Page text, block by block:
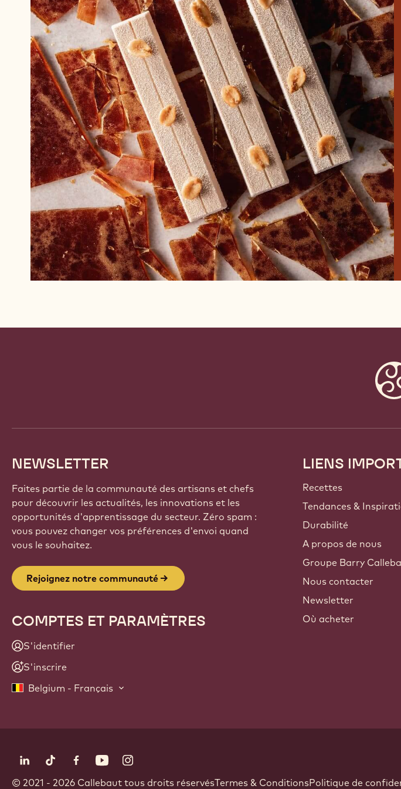
NEWSLETTER
Faites partie de la communauté des artisans et chefs
pour découvrir les actualités, les innovations et les
opportunités d'apprentissage du secteur. Zéro spam :
vous pouvez changer vos préférences d'envoi quand
vous le souhaitez.
Rejoignez notre communauté
COMPTES ET PARAMÈTRES
S'identifier
S'inscrire
Belgium - Français
Footer
Callebaut
LIENS
Recettes
Tendances &
Durabilité
A propos de nous
Groupe Barry
Nous contacter
Newsletter
Où acheter
Suivez-nous
LinkedIn Opens in a new window.
TikTok Opens in a new window.
Facebook Opens in a new window.
YouTubeInstagram
© 2021 - 2026 Callebaut tous droits réservésFooter
Termes & ConditionsPolitique de